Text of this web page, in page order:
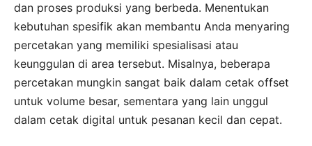
dan proses produksi yang berbeda. Menentukan
kebutuhan spesifik akan membantu Anda menyaring
percetakan yang memiliki spesialisasi atau
keunggulan di area tersebut. Misalnya, beberapa
percetakan mungkin sangat baik dalam cetak offset
untuk volume besar, sementara yang lain unggul
dalam cetak digital untuk pesanan kecil dan cepat.